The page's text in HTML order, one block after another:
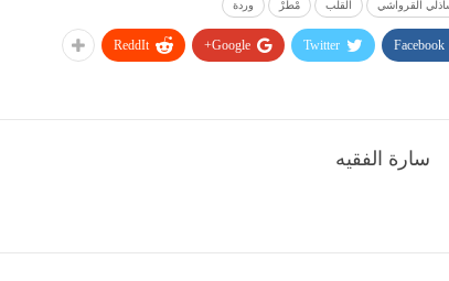
القرواشي القلب مْطَرْ وردة
Facebook
Twitter
Google+
ReddIt
سارة الفقيه